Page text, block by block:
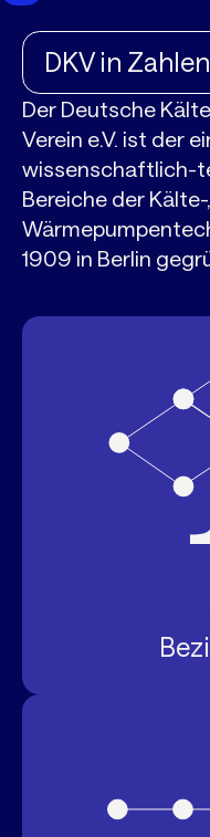
DKV in Zahlen
Der Deutsche
Verein e.V. ist der
wissenschaftlich-
Bereiche der
1909 in Berlin